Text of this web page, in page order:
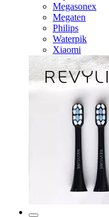
Megasonex
Megaten
Philips
Waterpik
Xiaomi